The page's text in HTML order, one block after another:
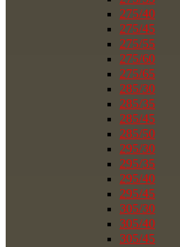
275/40
275/45
275/55
275/60
275/65
285/30
285/35
285/45
285/50
295/30
295/35
295/40
295/45
305/30
305/40
305/45